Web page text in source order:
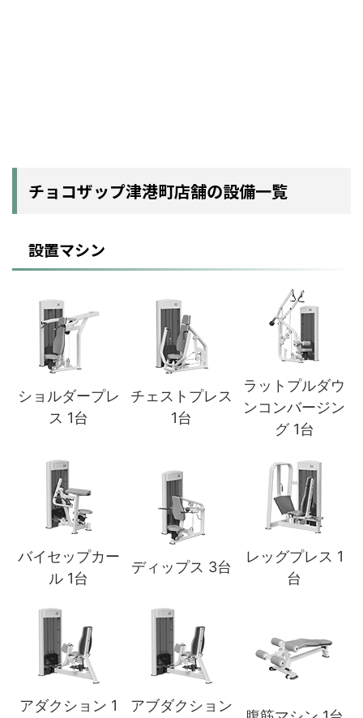
チョコザップ津港町店舗の設備一覧
設置マシン
ショルダープレ
ス 1台
チェストプレス
1台
ラットプルダウ
ンコンバージン
グ 1台
バイセップカー
ル 1台
ディップス 3台
レッグプレス 1
台
アダクション 1
アブダクション